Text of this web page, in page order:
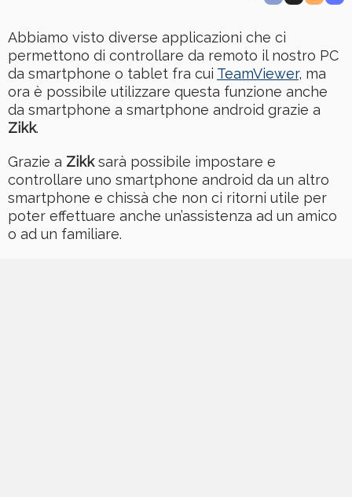
Abbiamo visto diverse applicazioni che ci
permettono di controllare da remoto il nostro PC
da smartphone o tablet fra cui TeamViewer, ma
ora è possibile utilizzare questa funzione anche
da smartphone a smartphone android grazie a
Zikk.
Grazie a Zikksarà possibile impostare e
controllare uno smartphone android da un altro
smartphone e chissà che non ci ritorni utile per
poter effettuare anche un’assistenza ad un amico
o ad un familiare.